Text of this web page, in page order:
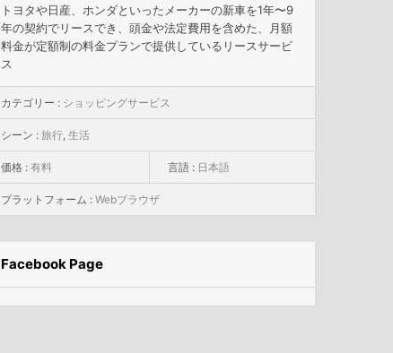
トヨタや日産、ホンダといったメーカーの新車を1年〜9
年の契約でリースでき、頭金や法定費用を含めた、月額
料金が定額制の料金プランで提供しているリースサービ
ス
カテゴリー : ショッピングサービス
シーン : 旅行, 生活
価格 : 有料 言語 : 日本語
プラットフォーム : Webブラウザ
Facebook Page